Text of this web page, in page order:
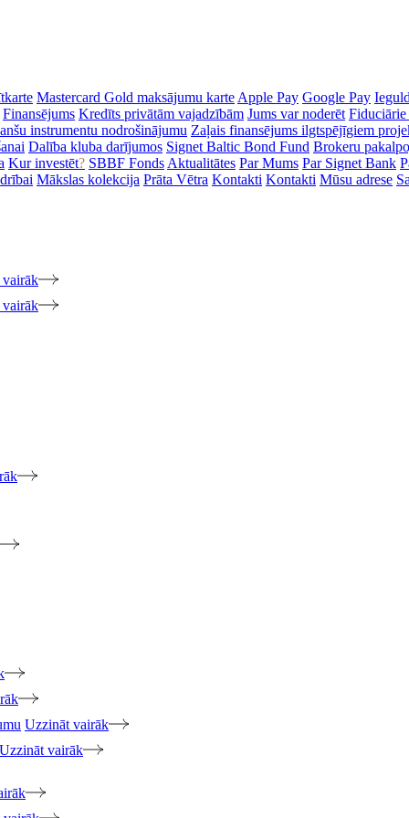
Mastercard Gold maksājumu karte Apple Pay Google Pay
Finansējums Kredīts privātām vajadzībām Jums var noderēt
instrumentu nodrošinājumu Zaļais finansējums ilgtspējīgiem
Dalība kluba darījumos Signet Baltic Bond Fund Brokeru
Kur investēt? SBBF Fonds Aktualitātes Par Mums Par Signet Bank
Mākslas kolekcija Prāta Vētra Kontakti Kontakti Mūsu adrese
Uzzināt vairāk
Uzzināt vairāk